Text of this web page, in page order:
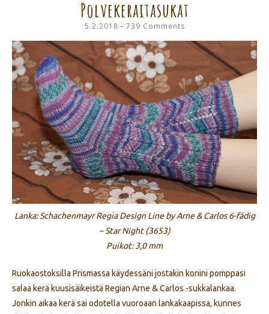
Polvekeraitasukat
5.2.2018 739 Comments
Lanka: Schachenmayr Regia Design Line by Arne & Carlos 6-fädig
– Star Night (3653)
Puikot: 3,0 mm
Ruokaostoksilla Prismassa käydessäni jostakin koriini pomppasi
salaa kerä kuusisäikeistä Regian Arne & Carlos -sukkalankaa.
Jonkin aikaa kerä sai odotella vuoroaan lankakaapissa, kunnes